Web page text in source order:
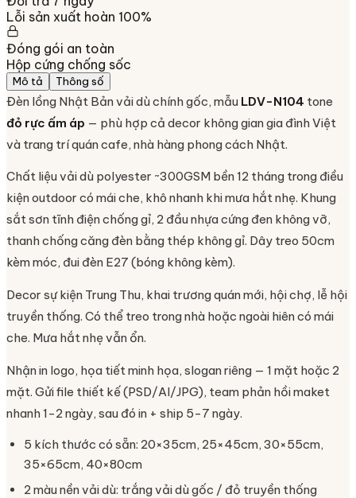
Lỗi sản xuất hoàn 100%
Đóng gói an toàn
Hộp cứng chống sốc
Mô tả Thông số
Đèn lồng Nhật Bản vải dù chính gốc, mẫu LDV-N104 tone
đỏ rực ấm áp — phù hợp cả decor không gian gia đình Việt
và trang trí quán cafe, nhà hàng phong cách Nhật.
Chất liệu vải dù polyester ~300GSM bền 12 tháng trong điều
kiện outdoor có mái che, khô nhanh khi mưa hắt nhẹ. Khung
sắt sơn tĩnh điện chống gỉ, 2 đầu nhựa cứng đen không vỡ,
thanh chống căng đèn bằng thép không gỉ. Dây treo 50cm
kèm móc, đui đèn E27 (bóng không kèm).
Decor sự kiện Trung Thu, khai trương quán mới, hội chợ, lễ hội
truyền thống. Có thể treo trong nhà hoặc ngoài hiên có mái
che. Mưa hắt nhẹ vẫn ổn.
Nhận in logo, họa tiết minh họa, slogan riêng — 1 mặt hoặc 2
mặt. Gửi file thiết kế (PSD/AI/JPG), team phản hồi maket
nhanh 1-2 ngày, sau đó in + ship 5-7 ngày.
5 kích thước có sẵn: 20×35cm, 25×45cm, 30×55cm,
35×65cm, 40×80cm
2 màu nền vải dù: trắng vải dù gốc / đỏ truyền thống